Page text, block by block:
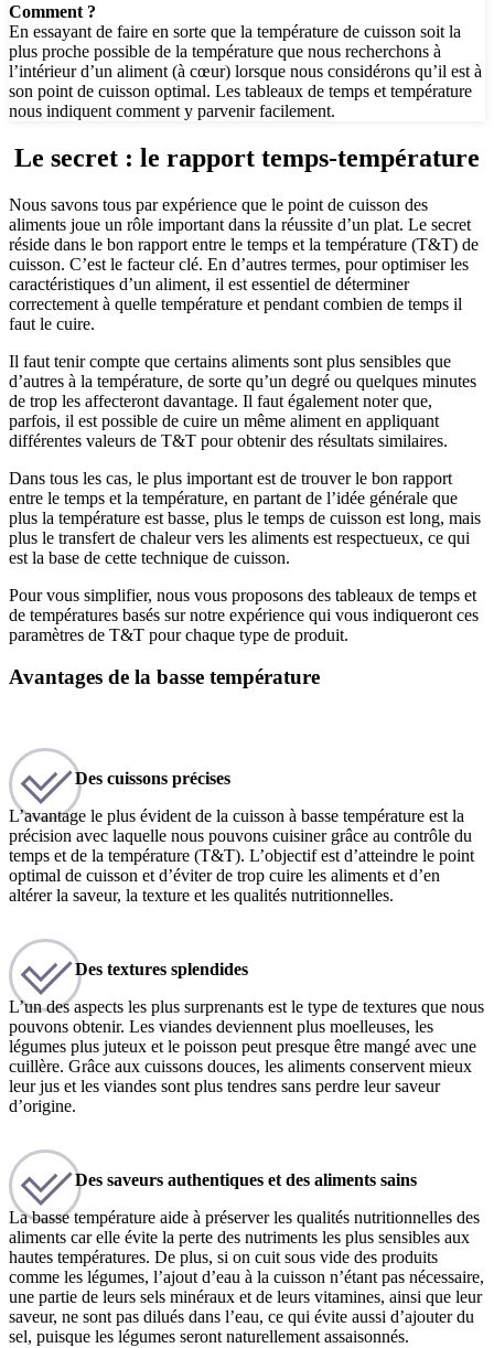
Comment ?
En essayant de faire en sorte que la température de cuisson soit la
plus proche possible de la température que nous recherchons à
l’intérieur d’un aliment (à cœur) lorsque nous considérons qu’il est à
son point de cuisson optimal. Les tableaux de temps et température
nous indiquent comment y parvenir facilement.
Le secret : le rapport temps-température
Nous savons tous par expérience que le point de cuisson des
aliments joue un rôle important dans la réussite d’un plat. Le secret
réside dans le bon rapport entre le temps et la température (T&T) de
cuisson. C’est le facteur clé. En d’autres termes, pour optimiser les
caractéristiques d’un aliment, il est essentiel de déterminer
correctement à quelle température et pendant combien de temps il
faut le cuire.
Il faut tenir compte que certains aliments sont plus sensibles que
d’autres à la température, de sorte qu’un degré ou quelques minutes
de trop les affecteront davantage. Il faut également noter que,
parfois, il est possible de cuire un même aliment en appliquant
différentes valeurs de T&T pour obtenir des résultats similaires.
Dans tous les cas, le plus important est de trouver le bon rapport
entre le temps et la température, en partant de l’idée générale que
plus la température est basse, plus le temps de cuisson est long, mais
plus le transfert de chaleur vers les aliments est respectueux, ce qui
est la base de cette technique de cuisson.
Pour vous simplifier, nous vous proposons des tableaux de temps et
de températures basés sur notre expérience qui vous indiqueront ces
paramètres de T&T pour chaque type de produit.
Avantages de la basse température
Des cuissons précises
L’avantage le plus évident de la cuisson à basse température est la
précision avec laquelle nous pouvons cuisiner grâce au contrôle du
temps et de la température (T&T). L’objectif est d’atteindre le point
optimal de cuisson et d’éviter de trop cuire les aliments et d’en
altérer la saveur, la texture et les qualités nutritionnelles.
Des textures splendides
L’un des aspects les plus surprenants est le type de textures que nous
pouvons obtenir. Les viandes deviennent plus moelleuses, les
légumes plus juteux et le poisson peut presque être mangé avec une
cuillère. Grâce aux cuissons douces, les aliments conservent mieux
leur jus et les viandes sont plus tendres sans perdre leur saveur
d’origine.
Des saveurs authentiques et des aliments sains
La basse température aide à préserver les qualités nutritionnelles des
aliments car elle évite la perte des nutriments les plus sensibles aux
hautes températures. De plus, si on cuit sous vide des produits
comme les légumes, l’ajout d’eau à la cuisson n’étant pas nécessaire,
une partie de leurs sels minéraux et de leurs vitamines, ainsi que leur
saveur, ne sont pas dilués dans l’eau, ce qui évite aussi d’ajouter du
sel, puisque les légumes seront naturellement assaisonnés.